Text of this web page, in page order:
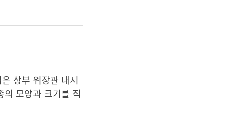
상부 위장관 내시
모양과 크기를 직